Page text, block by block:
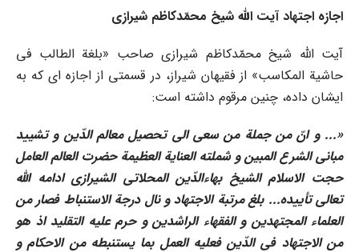
اجازه اجتهاد آیت الله شیخ محمّدکاظم شیرازى
آیت الله شیخ محمّدکاظم شیرازى صاحب «بلغة الطالب فى
حاشیة المکاسب» از فقیهان شیراز، در قسمتى از اجازه اى که به
ایشان داده، چنین مرقوم داشته است:
«...و انّ من جملة من سعى الى تحصیل معالم الدّین و تشیید
مبانى الشرع المبین و شملته العنایة العظیمة حضرت العالم العامل
حجت الاسلام الشیخ بهاءالدّین المحلاتى الشیرازى ادامه الله
تعالى تأییده... بلغ مرتبة الاجتهاد و نال درجة الاستنباط فصار من
العلماء المجتهدین و الفقهاء الراشدین و حرم علیه التقلید اذ هو
من الاجتهاد فى الدّین فعلیه العمل بما یستنبطه من الاحکام و